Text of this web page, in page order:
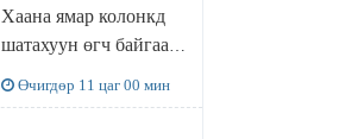
Хаана ямар колонкд
шатахуун өгч байгаа,
Өчигдөр 11 цаг 00 мин